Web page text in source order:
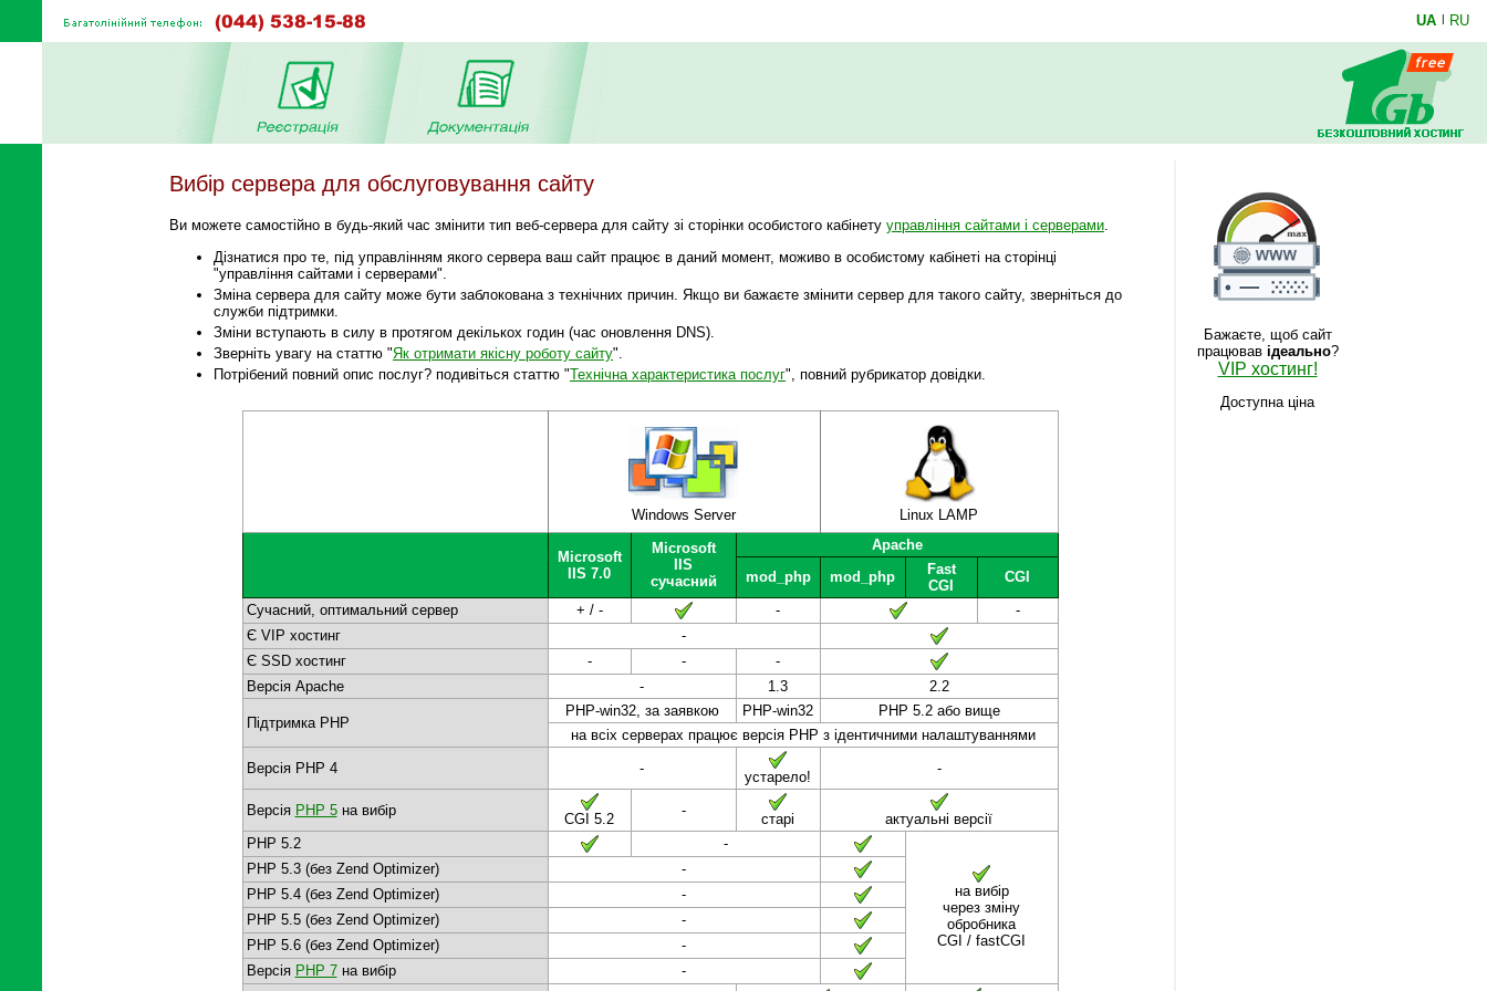
UA | RU
Вибір сервера для обслуговування сайту
Ви можете самостійно в будь-який час змінити тип веб-сервера для сайту зі сторінки особистого кабінету управління сайтами і серверами.
Дізнатися про те, під управлінням якого сервера ваш сайт працює в даний момент, моживо в особистому кабінеті на сторінці
"управління сайтами і серверами".
Зміна сервера для сайту може бути заблокована з технічних причин. Якщо ви бажаєте змінити сервер для такого сайту, зверніться до
служби підтримки.
Зміни вступають в силу в протягом декількох годин (час оновлення DNS).
Зверніть увагу на статтю "Як отримати якісну роботу сайту".
Потрібений повний опис послуг? подивіться статтю "Технічна характеристика послуг", повний рубрикатор довідки.
Windows Server Linux LAMP
Microsoft
IIS 7.0
Microsoft
IIS
сучасний
Apache
mod_php
mod_php
Fast
CGI
CGI
Сучасний, оптимальний сервер
+ / - -
-
Є VIP хостинг
-
Є SSD хостинг
- -
-
Версія Apache
- 1.3 2.2
Підтримка PHP
PHP-win32, за заявкою PHP-win32
PHP 5.2 або вище
на всіх серверах працює версія PHP з ідентичними налаштуваннями
Версія PHP 4
-
устарело!
-
Версія PHP 5на вибір
CGI 5.2
-
старі
актуальні версії
PHP 5.2
-
на вибір
через зміну
обробника
CGI / fastCGI
PHP 5.3 (без Zend Optimizer)
-
PHP 5.4 (без Zend Optimizer)
-
PHP 5.5 (без Zend Optimizer)
-
PHP 5.6 (без Zend Optimizer)
-
Версія PHP 7на вибір
-
Бажаєте, щоб сайт
працював ідеально?
VIP хостинг!
Доступна ціна